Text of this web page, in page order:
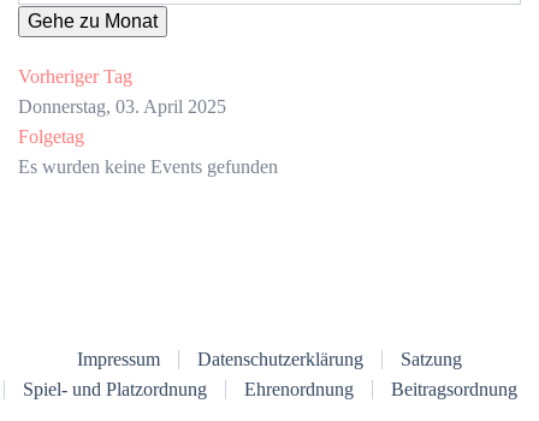
Gehe zu Monat
Vorheriger Tag
Donnerstag, 03. April 2025
Folgetag
Es wurden keine Events gefunden
Impressum Datenschutzerklärung
Satzung
Spiel- und Platzordnung
Ehrenordnung Beitragsordnung